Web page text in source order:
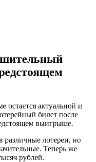
остается актуальной и
билет после
выигрыше.
различные лотереи, но
Теперь же
рублей.